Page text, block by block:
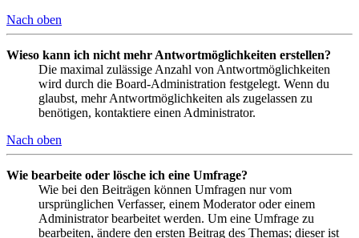
Nach oben
Wieso kann ich nicht mehr Antwortmöglichkeiten erstellen?
Die maximal zulässige Anzahl von Antwortmöglichkeiten
wird durch die Board-Administration festgelegt. Wenn du
glaubst, mehr Antwortmöglichkeiten als zugelassen zu
benötigen, kontaktiere einen Administrator.
Nach oben
Wie bearbeite oder lösche ich eine Umfrage?
Wie bei den Beiträgen können Umfragen nur vom
ursprünglichen Verfasser, einem Moderator oder einem
Administrator bearbeitet werden. Um eine Umfrage zu
bearbeiten, ändere den ersten Beitrag des Themas; dieser ist